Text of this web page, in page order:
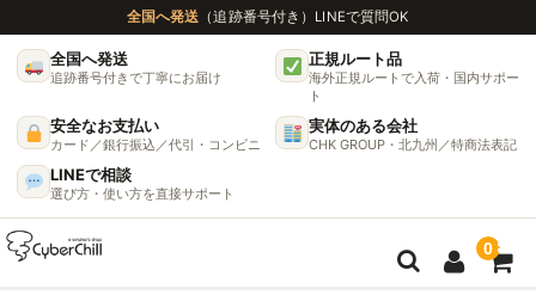
全国へ発送 （追跡番号付き） LINEで質問OK
全国へ発送
追跡番号付きで丁寧にお届け
正規ルート品
海外正規ルートで入荷・国内サポー
ト
安全なお支払い
カード／銀行振込／代引・コンビニ
実体のある会社
CHK GROUP・北九州／特商法表記
LINEで相談
選び方・使い方を直接サポート
0